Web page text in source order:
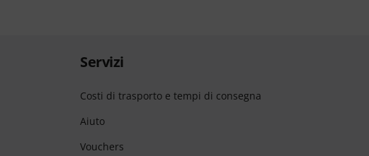
Servizi
Costi di trasporto e tempi di consegna
Aiuto
Vouchers